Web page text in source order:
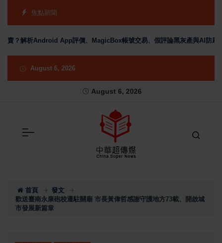
焦點新聞
解析Android App評價、MagicBox帳號交易、假評論黑灰產與AI防刷機制
August 6, 2026
August 6, 2026
首頁
發文
歡送臺南永康砲校遷駐關廟 市長黃偉哲感謝守護地方73載、開啟城
市發展新篇章